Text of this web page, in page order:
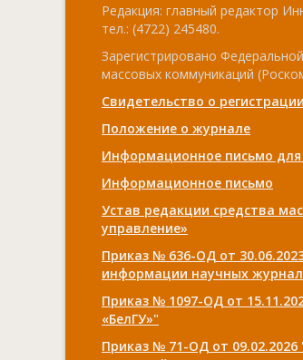
Редакция: главный редактор
тел.: (4722) 245480.
Зарегистрировано
массовых коммуникаций
Свидетельство о
Положение о журнале
Информационное письмо
Информационное письмо
Устав редакции средства
управление»
Приказ № 636-ОД от
информации научных
Приказ № 1097-ОД от
«БелГУ»"
Приказ № 71-ОД от